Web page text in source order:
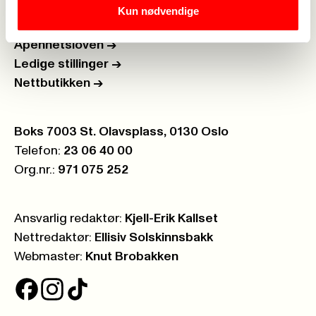
Kun nødvendige
Åpenhetsloven->
Ledige stillinger ->
Nettbutikken ->
Postboks:
Boks 7003 St. Olavsplass, 0130 Oslo
Telefon: 23 06 40 00
Org.nr.: 971 075 252
Ansvarlig redaktør: Kjell-Erik Kallset
Nettredaktør: Ellisiv Solskinnsbakk
Webmaster: Knut Brobakken